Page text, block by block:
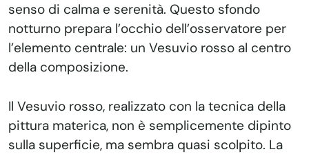
senso di calma e serenità. Questo sfondo
notturno prepara l’occhio dell’osservatore per
l’elemento centrale: un Vesuvio rosso al centro
della composizione.
Il Vesuvio rosso, realizzato con la tecnica della
pittura materica, non è semplicemente dipinto
sulla superficie, ma sembra quasi scolpito. La